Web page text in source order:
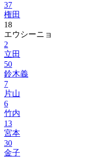
37
権田
18
エウシーニョ
2
立田
50
鈴木義
7
片山
6
竹内
13
宮本
30
金子